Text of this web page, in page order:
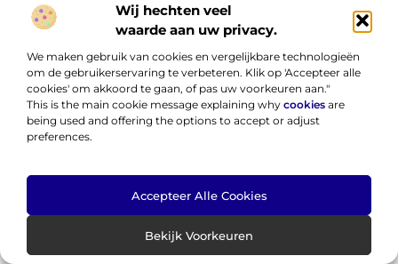
Wij hechten veel
waarde aan uw privacy.
We maken gebruik van cookies en vergelijkbare technologieën
om de gebruikerservaring te verbeteren. Klik op 'Accepteer alle
cookies' om akkoord te gaan, of pas uw voorkeuren aan."
This is the main cookie message explaining why cookies are
being used and offering the options to accept or adjust
preferences.
Accepteer Alle Cookies
Bekijk Voorkeuren
Ontdek de computerwinkel in Oldenzaal
en verbeter je tech-ervaring
Ben jij op zoek naar de nieuwste tech-trends of
Ontdek Computerwinkel